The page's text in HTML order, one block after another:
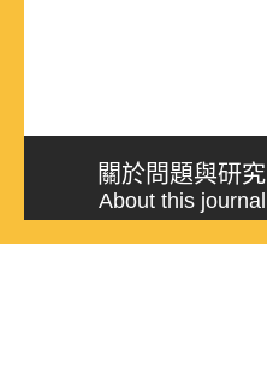
關於問題與研究
About this journal